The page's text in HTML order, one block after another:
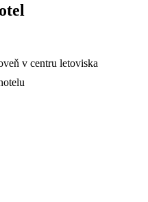
v centru letoviska